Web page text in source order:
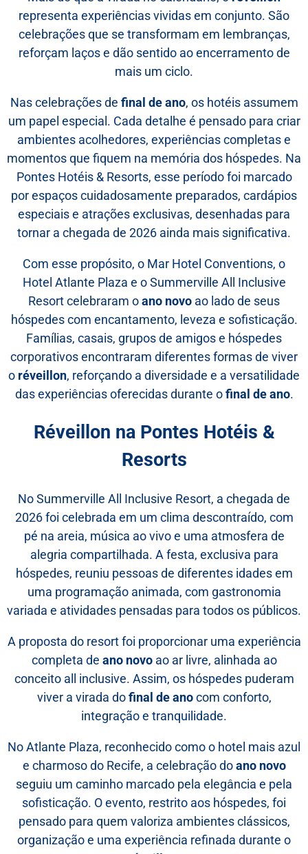
representa experiências vividas em conjunto. São
celebrações que se transformam em lembranças,
reforçam laços e dão sentido ao encerramento de
mais um ciclo.
Nas celebrações de final de ano, os hotéis assumem
um papel especial. Cada detalhe é pensado para criar
ambientes acolhedores, experiências completas e
momentos que fiquem na memória dos hóspedes. Na
Pontes Hotéis & Resorts, esse período foi marcado
por espaços cuidadosamente preparados, cardápios
especiais e atrações exclusivas, desenhadas para
tornar a chegada de 2026 ainda mais significativa.
Com esse propósito, o Mar Hotel Conventions, o
Hotel Atlante Plaza e o Summerville All Inclusive
Resort celebraram oano novo ao lado de seus
hóspedes com encantamento, leveza e sofisticação.
Famílias, casais, grupos de amigos e hóspedes
corporativos encontraram diferentes formas de viver
o réveillon, reforçando a diversidade e a versatilidade
das experiências oferecidas durante ofinal de ano.
Réveillon na Pontes Hotéis &
Resorts
No Summerville All Inclusive Resort, a chegada de
2026 foi celebrada em um clima descontraído, com
pé na areia, música ao vivo e uma atmosfera de
alegria compartilhada. A festa, exclusiva para
hóspedes, reuniu pessoas de diferentes idades em
uma programação animada, com gastronomia
variada e atividades pensadas para todos os públicos.
A proposta do resort foi proporcionar uma experiência
completa de ano novoao ar livre, alinhada ao
conceito all inclusive. Assim, os hóspedes puderam
viver a virada dofinal de anocom conforto,
integração e tranquilidade.
No Atlante Plaza, reconhecido como o hotel mais azul
e charmoso do Recife, a celebração doano novo
seguiu um caminho marcado pela elegância e pela
sofisticação. O evento, restrito aos hóspedes, foi
pensado para quem valoriza ambientes clássicos,
organização e uma experiência refinada durante o
RESERVE SEU EVENTO